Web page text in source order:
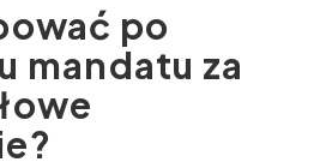
po
mandatu za